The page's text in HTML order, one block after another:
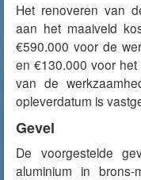
Het renoveren van
aan het maaiveld
€590.000 voor de
en €130.000 voor
van de
opleverdatum is
Gevel
De voorgestelde
aluminium in brons-